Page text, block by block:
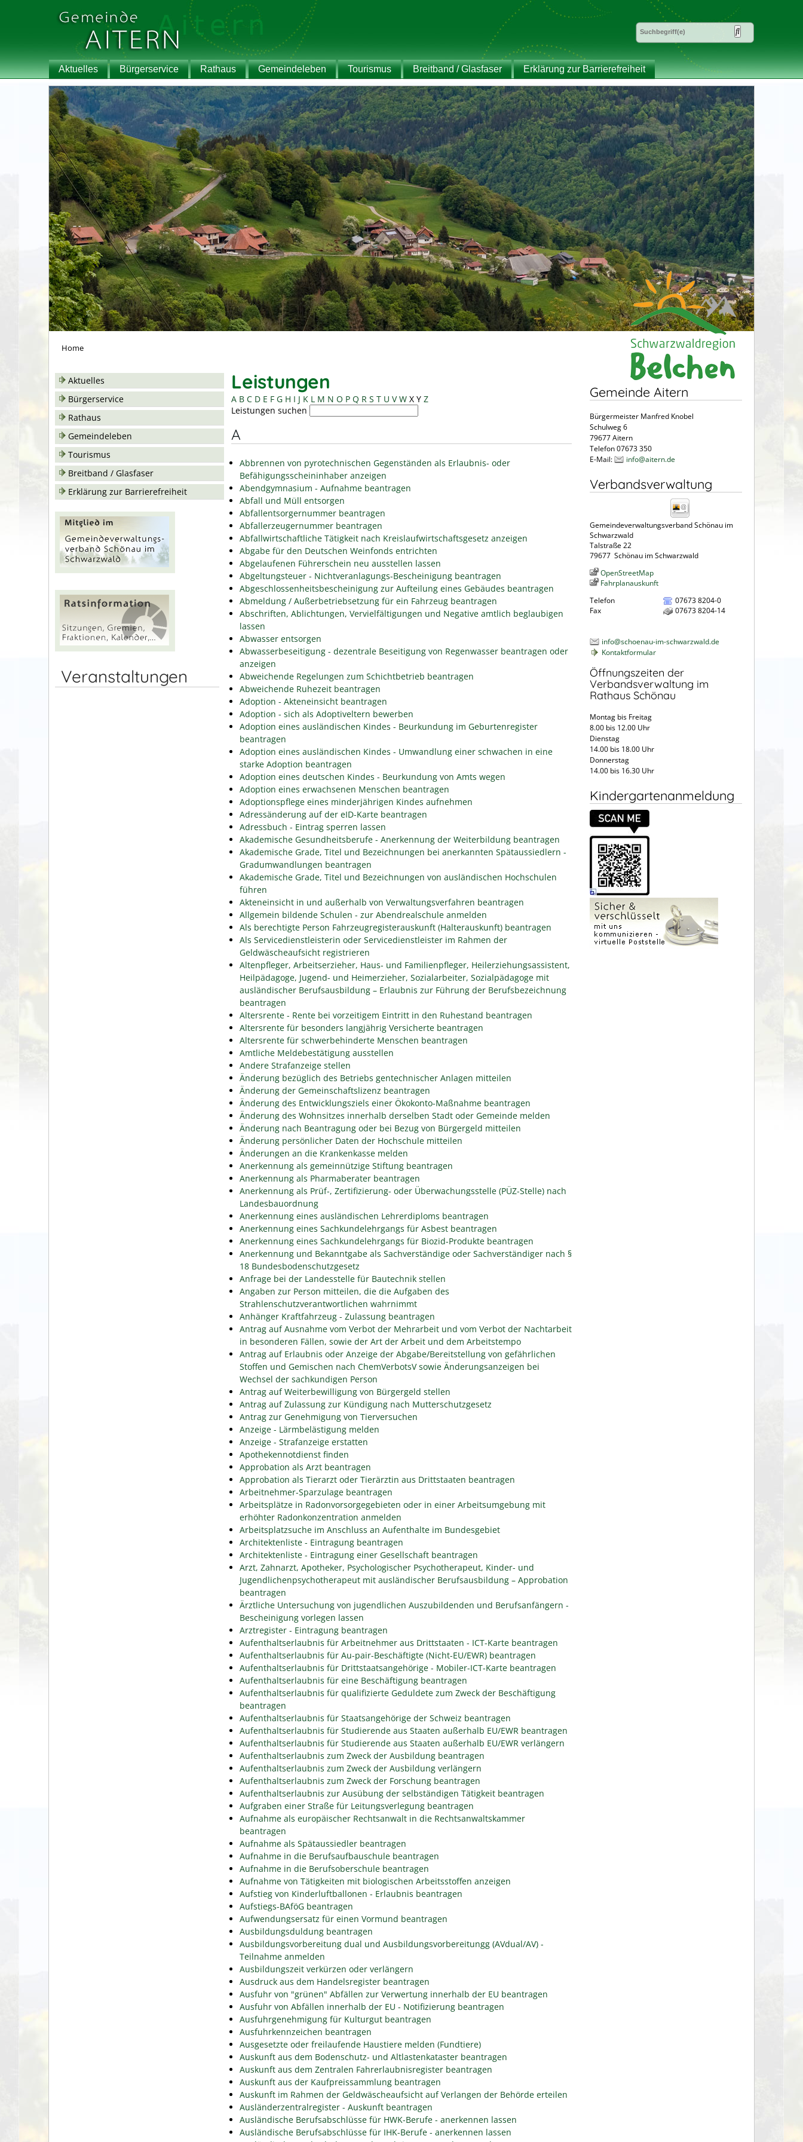
Aktuelles Bürgerservice Rathaus Gemeindeleben Tourismus Breitband / Glasfaser Erklärung zur Barrierefreiheit
Home
Aktuelles
Bürgerservice
Rathaus
Gemeindeleben
Tourismus
Breitband / Glasfaser
Erklärung zur Barrierefreiheit
Veranstaltungen
Leistungen
A B C D E F G H I J K L M N O P Q R S T U V W X Y Z
Leistungen suchen
A
Abbrennen von pyrotechnischen Gegenständen als Erlaubnis- oder
Befähigungsscheininhaber anzeigen
Abendgymnasium - Aufnahme beantragen
Abfall und Müll entsorgen
Abfallentsorgernummer beantragen
Abfallerzeugernummer beantragen
Abfallwirtschaftliche Tätigkeit nach Kreislaufwirtschaftsgesetz anzeigen
Abgabe für den Deutschen Weinfonds entrichten
Abgelaufenen Führerschein neu ausstellen lassen
Abgeltungsteuer - Nichtveranlagungs-Bescheinigung beantragen
Abgeschlossenheitsbescheinigung zur Aufteilung eines Gebäudes beantragen
Abmeldung / Außerbetriebsetzung für ein Fahrzeug beantragen
Abschriften, Ablichtungen, Vervielfältigungen und Negative amtlich beglaubigen
lassen
Abwasser entsorgen
Abwasserbeseitigung - dezentrale Beseitigung von Regenwasser beantragen oder
anzeigen
Abweichende Regelungen zum Schichtbetrieb beantragen
Abweichende Ruhezeit beantragen
Adoption - Akteneinsicht beantragen
Adoption - sich als Adoptiveltern bewerben
Adoption eines ausländischen Kindes - Beurkundung im Geburtenregister
beantragen
Adoption eines ausländischen Kindes - Umwandlung einer schwachen in eine
starke Adoption beantragen
Adoption eines deutschen Kindes - Beurkundung von Amts wegen
Adoption eines erwachsenen Menschen beantragen
Adoptionspflege eines minderjährigen Kindes aufnehmen
Adressänderung auf der eID-Karte beantragen
Adressbuch - Eintrag sperren lassen
Akademische Gesundheitsberufe - Anerkennung der Weiterbildung beantragen
Akademische Grade, Titel und Bezeichnungen bei anerkannten Spätaussiedlern -
Gradumwandlungen beantragen
Akademische Grade, Titel und Bezeichnungen von ausländischen Hochschulen
führen
Akteneinsicht in und außerhalb von Verwaltungsverfahren beantragen
Allgemein bildende Schulen - zur Abendrealschule anmelden
Als berechtigte Person Fahrzeugregisterauskunft (Halterauskunft) beantragen
Als Servicedienstleisterin oder Servicedienstleister im Rahmen der
Geldwäscheaufsicht registrieren
Altenpfleger, Arbeitserzieher, Haus- und Familienpfleger, Heilerziehungsassistent,
Heilpädagoge, Jugend- und Heimerzieher, Sozialarbeiter, Sozialpädagoge mit
ausländischer Berufsausbildung – Erlaubnis zur Führung der Berufsbezeichnung
beantragen
Altersrente - Rente bei vorzeitigem Eintritt in den Ruhestand beantragen
Altersrente für besonders langjährig Versicherte beantragen
Altersrente für schwerbehinderte Menschen beantragen
Amtliche Meldebestätigung ausstellen
Andere Strafanzeige stellen
Änderung bezüglich des Betriebs gentechnischer Anlagen mitteilen
Änderung der Gemeinschaftslizenz beantragen
Änderung des Entwicklungsziels einer Ökokonto-Maßnahme beantragen
Änderung des Wohnsitzes innerhalb derselben Stadt oder Gemeinde melden
Änderung nach Beantragung oder bei Bezug von Bürgergeld mitteilen
Änderung persönlicher Daten der Hochschule mitteilen
Änderungen an die Krankenkasse melden
Anerkennung als gemeinnützige Stiftung beantragen
Anerkennung als Pharmaberater beantragen
Anerkennung als Prüf-, Zertifizierung- oder Überwachungsstelle (PÜZ-Stelle) nach
Landesbauordnung
Anerkennung eines ausländischen Lehrerdiploms beantragen
Anerkennung eines Sachkundelehrgangs für Asbest beantragen
Anerkennung eines Sachkundelehrgangs für Biozid-Produkte beantragen
Anerkennung und Bekanntgabe als Sachverständige oder Sachverständiger nach §
18 Bundesbodenschutzgesetz
Anfrage bei der Landesstelle für Bautechnik stellen
Angaben zur Person mitteilen, die die Aufgaben des
Strahlenschutzverantwortlichen wahrnimmt
Anhänger Kraftfahrzeug - Zulassung beantragen
Antrag auf Ausnahme vom Verbot der Mehrarbeit und vom Verbot der Nachtarbeit
in besonderen Fällen, sowie der Art der Arbeit und dem Arbeitstempo
Antrag auf Erlaubnis oder Anzeige der Abgabe/Bereitstellung von gefährlichen
Stoffen und Gemischen nach ChemVerbotsV sowie Änderungsanzeigen bei
Wechsel der sachkundigen Person
Antrag auf Weiterbewilligung von Bürgergeld stellen
Antrag auf Zulassung zur Kündigung nach Mutterschutzgesetz
Antrag zur Genehmigung von Tierversuchen
Anzeige - Lärmbelästigung melden
Anzeige - Strafanzeige erstatten
Apothekennotdienst finden
Approbation als Arzt beantragen
Approbation als Tierarzt oder Tierärztin aus Drittstaaten beantragen
Arbeitnehmer-Sparzulage beantragen
Arbeitsplätze in Radonvorsorgegebieten oder in einer Arbeitsumgebung mit
erhöhter Radonkonzentration anmelden
Arbeitsplatzsuche im Anschluss an Aufenthalte im Bundesgebiet
Architektenliste - Eintragung beantragen
Architektenliste - Eintragung einer Gesellschaft beantragen
Arzt, Zahnarzt, Apotheker, Psychologischer Psychotherapeut, Kinder- und
Jugendlichenpsychotherapeut mit ausländischer Berufsausbildung – Approbation
beantragen
Ärztliche Untersuchung von jugendlichen Auszubildenden und Berufsanfängern -
Bescheinigung vorlegen lassen
Arztregister - Eintragung beantragen
Aufenthaltserlaubnis für Arbeitnehmer aus Drittstaaten - ICT-Karte beantragen
Aufenthaltserlaubnis für Au-pair-Beschäftigte (Nicht-EU/EWR) beantragen
Aufenthaltserlaubnis für Drittstaatsangehörige - Mobiler-ICT-Karte beantragen
Aufenthaltserlaubnis für eine Beschäftigung beantragen
Aufenthaltserlaubnis für qualifizierte Geduldete zum Zweck der Beschäftigung
beantragen
Aufenthaltserlaubnis für Staatsangehörige der Schweiz beantragen
Aufenthaltserlaubnis für Studierende aus Staaten außerhalb EU/EWR beantragen
Aufenthaltserlaubnis für Studierende aus Staaten außerhalb EU/EWR verlängern
Aufenthaltserlaubnis zum Zweck der Ausbildung beantragen
Aufenthaltserlaubnis zum Zweck der Ausbildung verlängern
Aufenthaltserlaubnis zum Zweck der Forschung beantragen
Aufenthaltserlaubnis zur Ausübung der selbständigen Tätigkeit beantragen
Aufgraben einer Straße für Leitungsverlegung beantragen
Aufnahme als europäischer Rechtsanwalt in die Rechtsanwaltskammer
beantragen
Aufnahme als Spätaussiedler beantragen
Aufnahme in die Berufsaufbauschule beantragen
Aufnahme in die Berufsoberschule beantragen
Aufnahme von Tätigkeiten mit biologischen Arbeitsstoffen anzeigen
Aufstieg von Kinderluftballonen - Erlaubnis beantragen
Aufstiegs-BAföG beantragen
Aufwendungsersatz für einen Vormund beantragen
Ausbildungsduldung beantragen
Ausbildungsvorbereitung dual und Ausbildungsvorbereitungg (AVdual/AV) -
Teilnahme anmelden
Ausbildungszeit verkürzen oder verlängern
Ausdruck aus dem Handelsregister beantragen
Ausfuhr von "grünen" Abfällen zur Verwertung innerhalb der EU beantragen
Ausfuhr von Abfällen innerhalb der EU - Notifizierung beantragen
Ausfuhrgenehmigung für Kulturgut beantragen
Ausfuhrkennzeichen beantragen
Ausgesetzte oder freilaufende Haustiere melden (Fundtiere)
Auskunft aus dem Bodenschutz- und Altlastenkataster beantragen
Auskunft aus dem Zentralen Fahrerlaubnisregister beantragen
Auskunft aus der Kaufpreissammlung beantragen
Auskunft im Rahmen der Geldwäscheaufsicht auf Verlangen der Behörde erteilen
Ausländerzentralregister - Auskunft beantragen
Ausländische Berufsabschlüsse für HWK-Berufe - anerkennen lassen
Ausländische Berufsabschlüsse für IHK-Berufe - anerkennen lassen
Gemeinde Aitern
Bürgermeister Manfred Knobel
Schulweg 6
79677 Aitern
Telefon 07673 350
E-Mail:
info@aitern.de
Verbandsverwaltung
Gemeindeverwaltungsverband Schönau im
Schwarzwald
Talstraße 22
79677 Schönau im Schwarzwald
OpenStreetMap
Fahrplanauskunft
Telefon
07673 8204-0
Fax
07673 8204-14
info@schoenau-im-schwarzwald.de
Kontaktformular
Öffnungszeiten der
Verbandsverwaltung im
Rathaus Schönau
Montag bis Freitag
8.00 bis 12.00 Uhr
Dienstag
14.00 bis 18.00 Uhr
Donnerstag
14.00 bis 16.30 Uhr
Kindergartenanmeldung